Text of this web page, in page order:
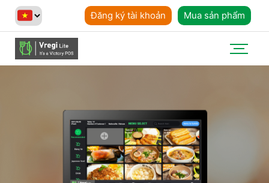
Đăng ký tài khoản Mua sản phẩm